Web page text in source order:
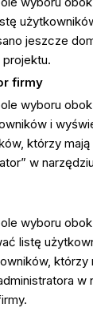
jeszcze
firmy
wyboru
i
którzy
w
wyboru
listę
którzy
w